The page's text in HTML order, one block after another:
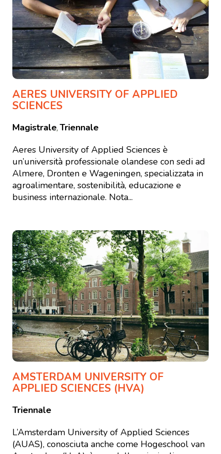
AERES UNIVERSITY OF APPLIED
SCIENCES
Magistrale, Triennale
Aeres University of Applied Sciences è
un’università professionale olandese con sedi ad
Almere, Dronten e Wageningen, specializzata in
agroalimentare, sostenibilità, educazione e
business internazionale. Nota...
AMSTERDAM UNIVERSITY OF
APPLIED SCIENCES (HVA)
Triennale
L’Amsterdam University of Applied Sciences
(AUAS), conosciuta anche come Hogeschool van